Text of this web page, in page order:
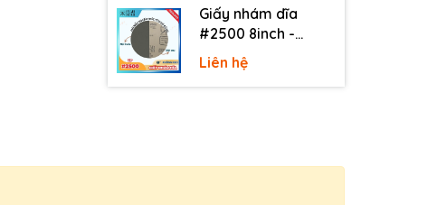
Giấy nhám dĩa
#2500 8inch -
Sankyo (Nhật) -
Không keo
Liên hệ